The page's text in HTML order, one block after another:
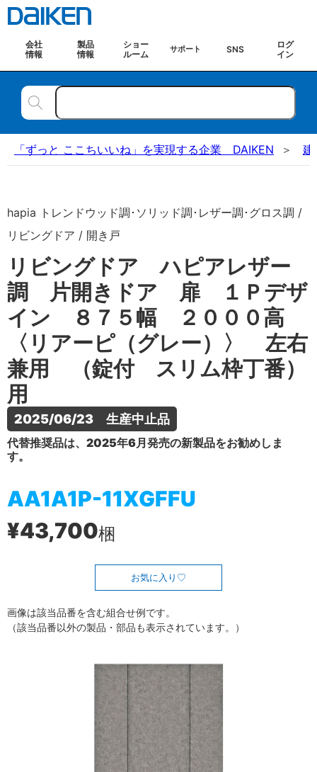
会社
情報
製品
情報
ショー
ルーム
サポート SNS
ログ
イン
「ずっと ここちいいね」を実現する企業 DAIKEN 建
hapia トレンドウッド調･ソリッド調･レザー調･グロス調 /
リビングドア / 開き戸
リビングドア ハピアレザー
調 片開きドア 扉 １Ｐデザ
イン ８７５幅 ２０００高
〈リアーピ（グレー）〉 左右
兼用 （錠付 スリム枠丁番）
用
2025/06/23　生産中止品
代替推奨品は、2025年6月発売の新製品をお勧めしま
す。
AA1A1P-11XGFFU
¥43,700梱
お気に入り
画像は該当品番を含む組合せ例です。
（該当品番以外の製品・部品も表示されています。）